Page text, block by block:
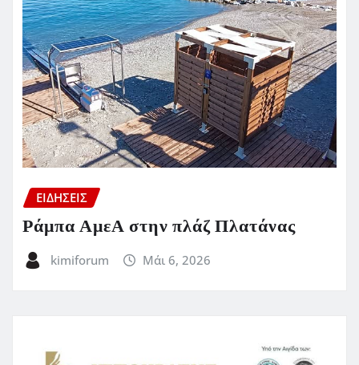
ΕΙΔΗΣΕΙΣ
Ράμπα ΑμεΑ στην πλάζ Πλατάνας
kimiforum Μάι 6, 2026